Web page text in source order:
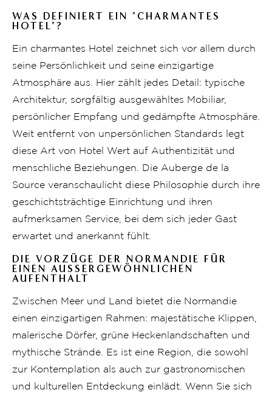
WAS DEFINIERT EIN "CHARMANTES
HOTEL"?
Ein charmantes Hotel zeichnet sich vor allem durch
seine Persönlichkeit und seine einzigartige
Atmosphäre aus. Hier zählt jedes Detail: typische
Architektur, sorgfältig ausgewähltes Mobiliar,
persönlicher Empfang und gedämpfte Atmosphäre.
Weit entfernt von unpersönlichen Standards legt
diese Art von Hotel Wert auf Authentizität und
menschliche Beziehungen. Die Auberge de la
Source veranschaulicht diese Philosophie durch ihre
geschichtsträchtige Einrichtung und ihren
aufmerksamen Service, bei dem sich jeder Gast
erwartet und anerkannt fühlt.
DIE VORZÜGE DER NORMANDIE FÜR
EINEN AUSSERGEWÖHNLICHEN A
UFENTHALT
Zwischen Meer und Land bietet die Normandie
einen einzigartigen Rahmen: majestätische Klippen,
malerische Dörfer, grüne Heckenlandschaften und
mythische Strände. Es ist eine Region, die sowohl
zur Kontemplation als auch zur gastronomischen
und kulturellen Entdeckung einlädt. Wenn Sie sich